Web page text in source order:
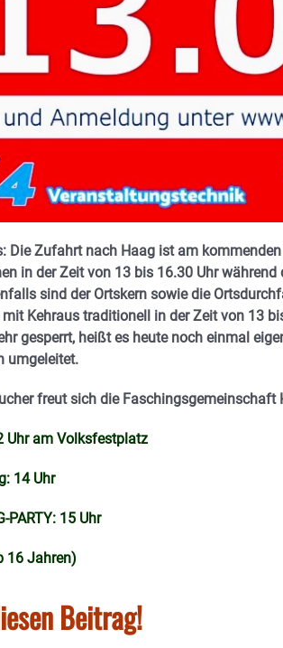
Die Zufahrt nach Haag ist am
in der Zeit von 13 bis 16.30 Uhr
sind der Ortskern sowie die
Kehraus traditionell in der Zeit von 13
gesperrt, heißt es heute noch einmal
umgeleitet.
freut sich die Faschingsgemeinschaft
Uhr am Volksfestplatz
14 Uhr
PARTY: 15 Uhr
16 Jahren)
Beitrag!